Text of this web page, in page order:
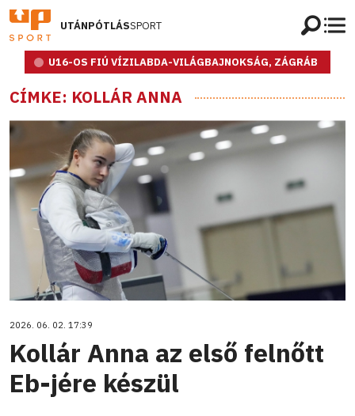
UTÁNPÓTLÁSSPORT
U16-OS FIÚ VÍZILABDA-VILÁGBAJNOKSÁG, ZÁGRÁB
CÍMKE: KOLLÁR ANNA
2026. 06. 02. 17:39
Kollár Anna az első felnőtt
Eb-jére készül